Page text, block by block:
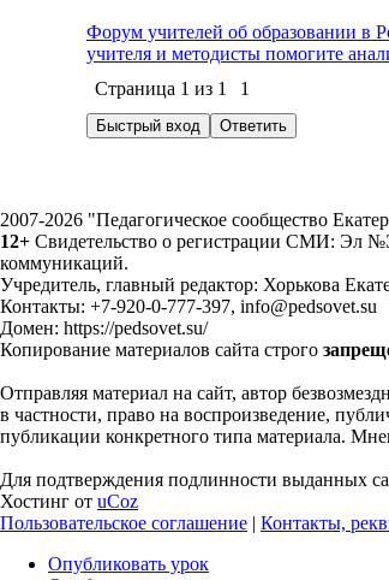
Форум учителей об образовании в
учителя и методисты помогите
Страница 1 из 1
1
2007-2026 "Педагогическое сообщество
12+ Свидетельство о регистрации СМИ: Эл
коммуникаций.
Учредитель, главный редактор: Хорькова
Контакты: +7-920-0-777-397, info@pedsovet.su
Домен: https://pedsovet.su/
Копирование материалов сайта строго
Отправляя материал на сайт, автор
в частности, право на воспроизведение,
публикации конкретного типа материала.
Для подтверждения подлинности выданных
Хостинг от uCoz
Пользовательское соглашение | Контакты,
Опубликовать урок